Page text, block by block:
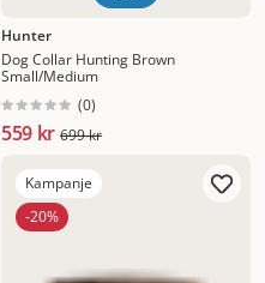
Hunter
Dog Collar Hunting Brown
Small/Medium
(0)
559 kr 699 kr
Kampanje
-20%